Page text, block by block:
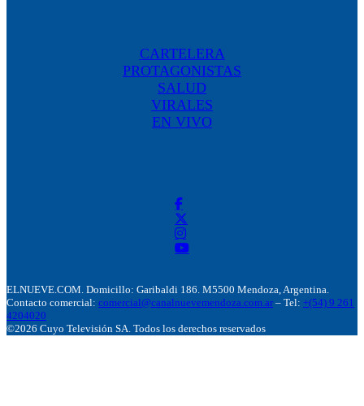
CARTELERA
PROTAGONISTAS
SALUD
VIRALES
EN VIVO
ELNUEVE.COM. Domicillo: Garibaldi 186. M5500 Mendoza, Argentina.
Contacto comercial: comercial@canalnuevemendoza.com.ar – Tel: +(54) 9 261
4204020
©2026 Cuyo Televisión SA. Todos los derechos reservados